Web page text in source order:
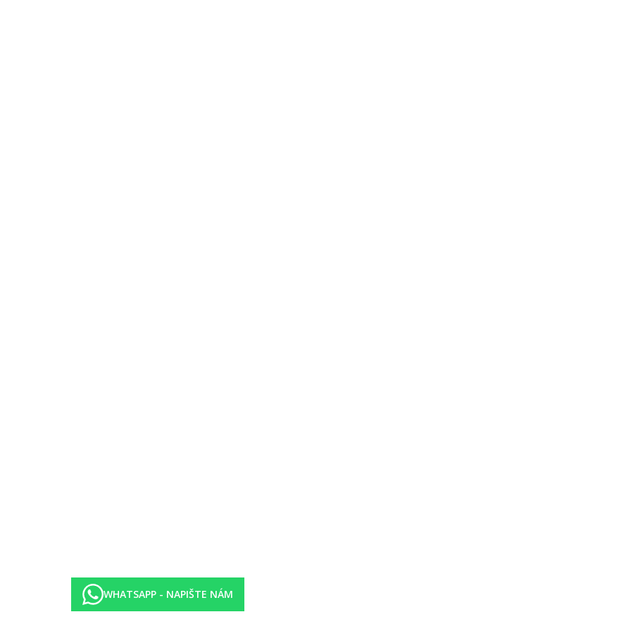
restaurace, lobby bar, konferenční sál, vnitřní bazén. Venku bazén, bar u bazénu a terasa s lehátky a slunečníky zdarma, osušky za
animační program.
večeře formou bufetu (18.00–21.30)
nápojů, místních a vybraných importovaných alkoholických nápojů (10.00–23.00)
hotelem a mohou se změnit
a slunečník na pokoj zdarma. Plážový stánek s nápoji.
tenis.
hřiště, dětská postýlka zdarma (na vyžádání).
WHATSAPP - NAPIŠTE NÁM